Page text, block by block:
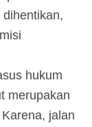
hukum
merupakan
jalan